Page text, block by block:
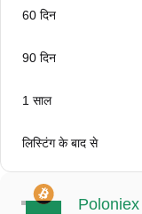
60 दिन
90 दिन
1 साल
लिस्टिंग के बाद से
Poloniex